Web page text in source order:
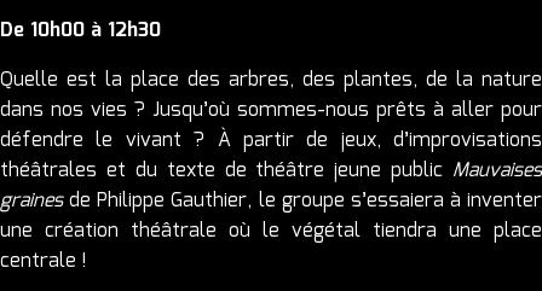
Le Pôle accompagnement / Pôle compagnies
Nos créations
L’équipe
PROGRAMMATION
Prochainement
Archives
De 10h00 à 12h30
Quelle est la place des arbres, des plantes, de la nature
dans nos vies ? Jusqu’où sommes-nous prêts à aller pour
défendre le vivant ? À partir de jeux, d’improvisations
théâtrales et du texte de théâtre jeune public Mauvaises
grainesde Philippe Gauthier, le groupe s’essaiera à inventer
une création théâtrale où le végétal tiendra une place
centrale !